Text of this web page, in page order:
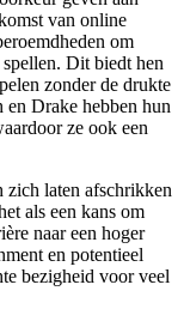
van online
om
Dit biedt hen
zonder de drukte
en Drake hebben hun
ze ook een
zich laten afschrikken
als een kans om
naar een hoger
en potentieel
bezigheid voor veel